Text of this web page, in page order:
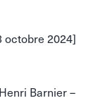
octobre 2024]
Barnier –